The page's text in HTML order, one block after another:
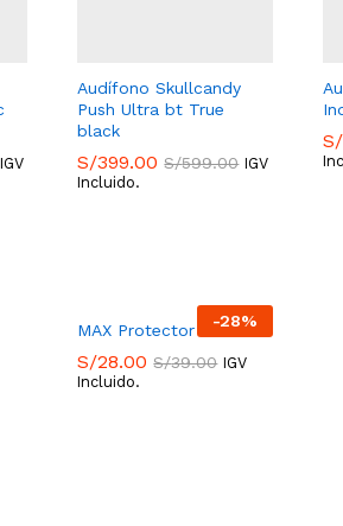
IGV
Audífono Skullcandy
Push Ultra bt True
black
S/399.00 S/599.00 IGV
Incluido.
S/
-28%
MAX Protector de Vidrio
S/28.00 S/39.00 IGV
Incluido.